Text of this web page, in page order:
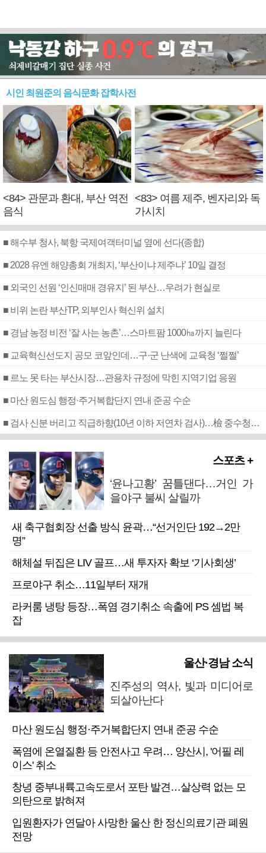
시인 최원준의 음식문화 잡학사전
<84> 관문과 환대, 부산 역전
음식
<83> 여름 제주, 벤자리와 독
가시치
■ 해수부 청사, 북항 국제여객터미널 옆에 선다(종합)
■ 2028 유엔 해양총회 개최지, ‘부산이냐 제주냐’ 10일 결정
■ 외국인 선원 ‘인신매매 경유지’ 된 부산…우려가 현실로
■ 비위 논란 부산TP, 외부인사 혁신위 설치
■ 경남 농정 비전 ‘잘 사는 농촌’…스마트팜 1000㏊까지 늘린다
■ 교육혁신선도지 공모 코앞인데…구·군 난색에 교육청 ‘쩔쩔’
■ 르노 못 타는 부산시장…관용차 규정에 막힌 지역기업 응원
■ 마산 원도심 행정·주거복합단지 연내 준공 수순
■ 검사 신분 버리고 직급하향(10년 이하 저연차 검사)…檢 중수청행 기피
스포츠 +
‘윤나고황’ 꿈틀댄다…거인 가
을야구 불씨 살릴까
새 축구협회장 선출 방식 윤곽…“선거인단 192→2만
명”
해체설 뒤집은 LIV 골프…새 투자자 확보 ‘기사회생’
프로야구 취소…11일부터 재개
라커룸 냉탕 등장…폭염 경기취소 속출에 PS 셈법 복
잡
울산·경남 소식
진주성의 역사, 빛과 미디어로
되살아난다
마산 원도심 행정·주거복합단지 연내 준공 수순
폭염에 온열질환 등 안전사고 우려… 양산시, '어필 레
이스' 취소
창녕 중부내륙고속도로서 포탄 발견…살상력 없는 모
의탄으로 밝혀져
입원환자가 연달아 사망한 울산 한 정신의료기관 폐원
전망